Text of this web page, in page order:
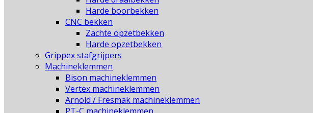
Harde boorbekken
CNC bekken
Zachte opzetbekken
Harde opzetbekken
Grippex stafgrijpers
Machineklemmen
Bison machineklemmen
Vertex machineklemmen
Arnold / Fresmak machineklemmen